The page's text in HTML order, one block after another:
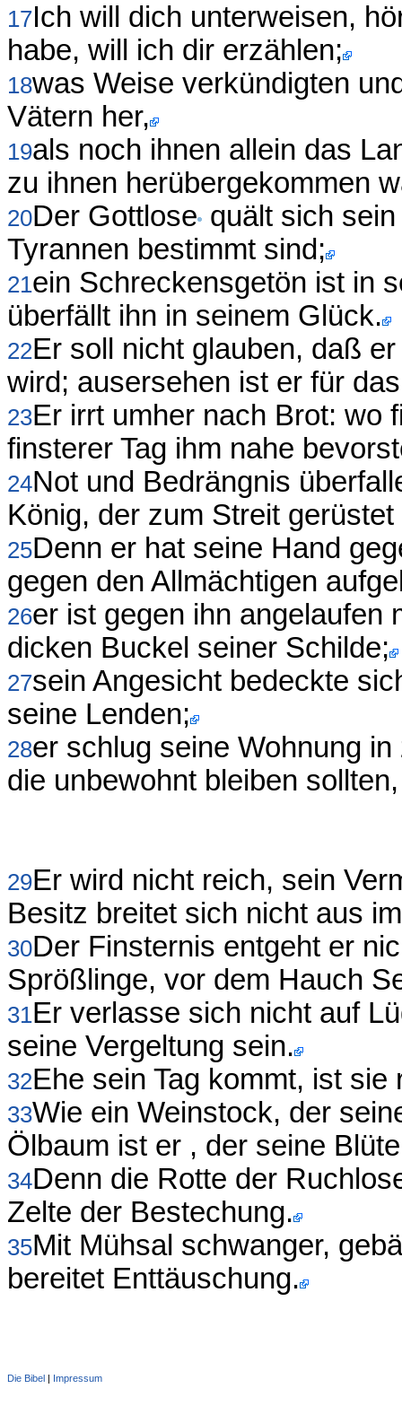
17Ich will dich unterweisen,
habe, will ich dir erzählen;
18was Weise verkündigten
Vätern her,
19als noch ihnen allein das
zu ihnen herübergekommen
20Der Gottlose quält sich
Tyrannen bestimmt sind;
21ein Schreckensgetön ist in
überfällt ihn in seinem Glück.
22Er soll nicht glauben, daß
wird; ausersehen ist er für
23Er irrt umher nach Brot: wo
finsterer Tag ihm nahe
24Not und Bedrängnis
König, der zum Streit gerüstet
25Denn er hat seine Hand
gegen den Allmächtigen
26er ist gegen ihn angelaufen
dicken Buckel seiner Schilde;
27sein Angesicht bedeckte
seine Lenden;
28er schlug seine Wohnung
die unbewohnt bleiben
29Er wird nicht reich, sein
Besitz breitet sich nicht aus
30Der Finsternis entgeht er
Sprößlinge, vor dem Hauch
31Er verlasse sich nicht auf
seine Vergeltung sein.
32Ehe sein Tag kommt, ist
33Wie ein Weinstock, der
Ölbaum ist er , der seine
34Denn die Rotte der
Zelte der Bestechung.
35Mit Mühsal schwanger,
bereitet Enttäuschung.
Die Bibel | Impressum